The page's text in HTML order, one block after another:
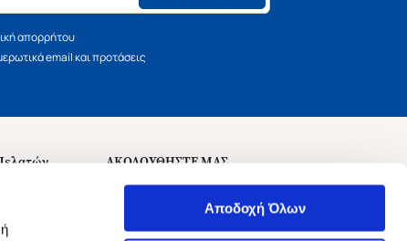
Αποδοχή Όλων
απορρήτου
email και προτάσεις
ΑΚΟΛΟΥΘΗΣΤΕ ΜΑΣ